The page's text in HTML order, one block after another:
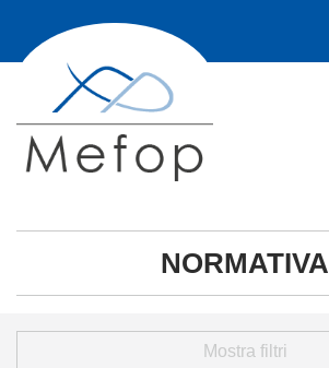
NORMATIVA
Mostra filtri